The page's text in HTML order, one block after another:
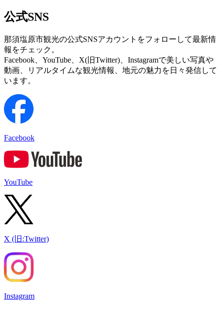
公式SNS
那須塩原市観光の公式SNSアカウントをフォローして最新情
報をチェック。
Facebook、YouTube、X(旧Twitter)、Instagramで美しい写真や
動画、リアルタイムな観光情報、地元の魅力を日々発信して
います。
Facebook
YouTube
X (旧:Twitter)
Instagram